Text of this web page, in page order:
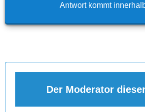
Antwort kommt
Der Moderator